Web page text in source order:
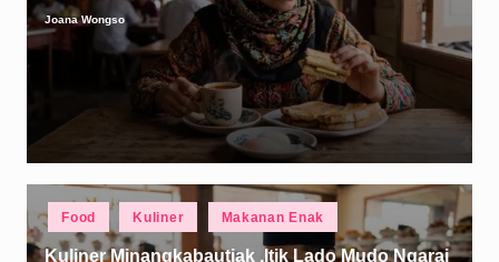
Posted
Joana Wongso
in
Food Kuliner Makanan Enak
Kuliner Minangkabautiak ,Itik Lado Mudo Ngarai